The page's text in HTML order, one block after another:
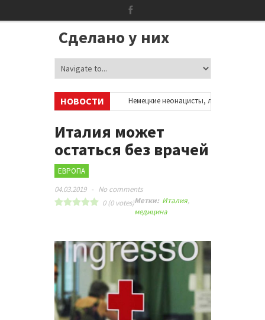
Сделано у них
НОВОСТИ
аккаунтах в соцсетях •
Немецкие неонацисты, летевшие на отдых
Сотни бездомных мигрантов оккупировали аэропорт в Париже
Италия может
остаться без врачей
ЕВРОПА
04.03.2019 - No comments
0(0votes)Метки: Италия,
медицина